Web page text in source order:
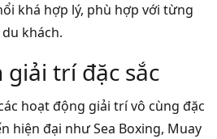
khá hợp lý, phù hợp với từng
du khách.
trí đặc sắc
hoạt động giải trí vô cùng đặc
hiện đại như Sea Boxing, Muay